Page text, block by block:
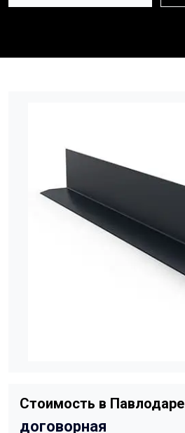
Стоимость в Павлодаре
договорная